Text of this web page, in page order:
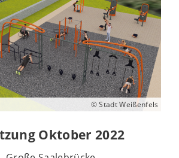
© Stadt Weißenfels
Oktober 2022